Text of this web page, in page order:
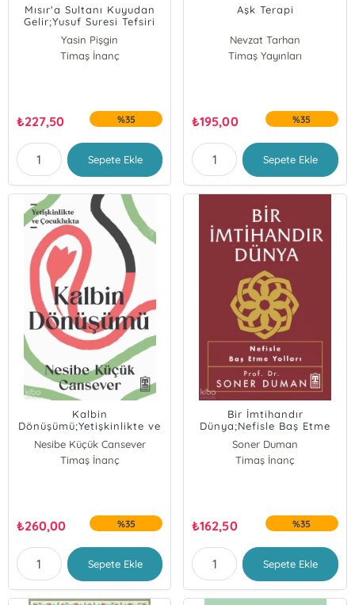
Mısır'a Sultanı Kuyudan
Gelir;Yusuf Suresi Tefsiri
Yasin Pişgin
Timaş İnanç
₺227,50 %35
Sepete Ekle
Aşk Terapi
Nevzat Tarhan
Timaş Yayınları
₺195,00 %35
Sepete Ekle
Kalbin
Dönüşümü;Yetişkinlikte ve
Çocuklukta
Nesibe Küçük Cansever
Timaş İnanç
₺260,00 %35
Sepete Ekle
Bir İmtihandır
Dünya;Nefisle Baş Etme
Soner Duman
Timaş İnanç
₺162,50 %35
Sepete Ekle